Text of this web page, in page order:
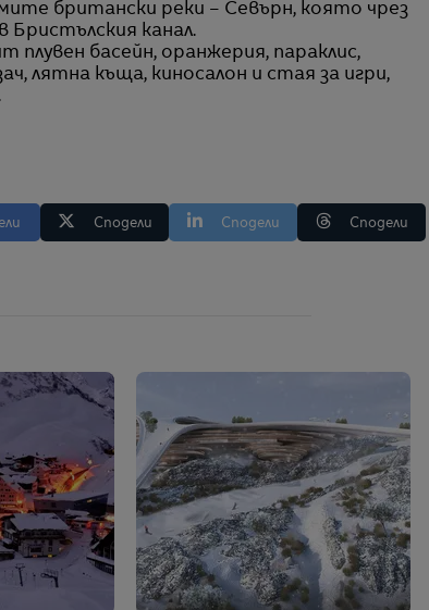
британски реки – Севърн, която чрез
Бристълския канал.
басейн, оранжерия, параклис,
лятна къща, киносалон и стая за игри,
Сподели Сподели Сподели